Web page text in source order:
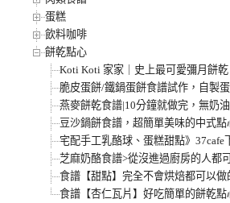
蛋糕
飲料咖啡
餅乾點心
Koti Koti 家家｜史上最可愛彌月餅
脆皮蛋餅/鐵鍋蛋餅食譜試作，自製
燕麥餅乾食譜|10分鐘就做完，無奶
豆沙鍋餅食譜，超簡單美味的中式
宅配手工乳酪球、蛋糕甜點》
芝麻奶酪食譜>從沒進過廚房的人都
食譜【甜點】完全不會烘焙都可以
食譜【杏仁瓦片】好吃簡單的餅乾